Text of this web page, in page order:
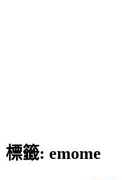
標籤: emome